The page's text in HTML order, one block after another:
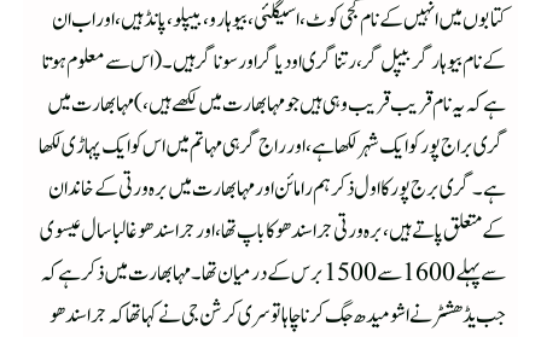
کتابوں میں انہیں کے نام گجی کوٹ ،اسیگلئی ،بیوہارو،بیپلو ،پانڈہیں،اور اب ان
کے نام بیوہار گر بیپل گر ،رتنا گری اودیا گر اور سوناگر ہیں۔(اس سے معلوم ہوتا
ہے کہ یہ نام قریب قریب وہی ہیں جو مہابھارت میں لکھے ہیں،)مہابھارت میں
گری براج پور کو ایک شہر لکھا ہے، اور راج گرہی مہاتم میں اس کو ایک پہاڑی لکھا
ہے۔گری برج پور کا اول ذکر ہم رامائن اور مہابھارت میں برہ ورتی کے خاندان
کے متعلق پاتے ہیں ،برہ ورتی جراسندھو کا باپ تھا،اور جراسندھو غالباسال عیسوی
سے پہلے 1600 سے 1500 برس کے درمیان تھا۔ مہابھارت میں ذکر ہے کہ
جب یڈھشٹر نے اشومیدھ جگ کرنا چاہا تو سری کرشن جی نے کہا تھا کہ جراسندھو